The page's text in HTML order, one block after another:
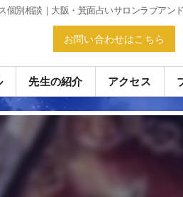
個別相談｜大阪・箕面占いサロンラブアン
お問い合わせはこちら
先生の紹介 アクセス